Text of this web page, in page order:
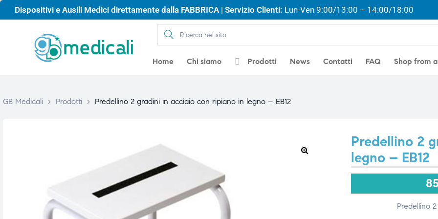
Dispositivi e Ausili Medici direttamente dalla FABBRICA | Servizio Clienti: Lun-Ven 9:00/13:00 – 14:00/18:00
Home Chi siamo Prodotti News Contatti FAQ Shop from
GB Medicali > Prodotti > Predellino 2 gradini in acciaio con ripiano in legno – EB12
Predellino 2
legno – EB12
Predellino